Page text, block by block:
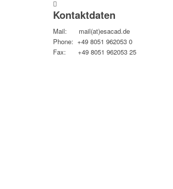
Kontaktdaten
Mail: mail(at)esacad.de
Phone: +49 8051 962053 0
Fax: +49 8051 962053 25